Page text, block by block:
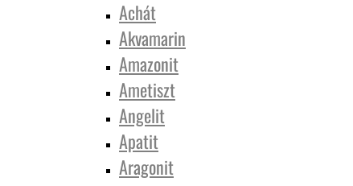
Achát
Akvamarin
Amazonit
Ametiszt
Angelit
Apatit
Aragonit